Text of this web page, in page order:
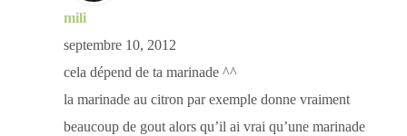
mili
septembre 10, 2012
cela dépend de ta marinade ^^
la marinade au citron par exemple donne vraiment
beaucoup de gout alors qu’il ai vrai qu’une marinade